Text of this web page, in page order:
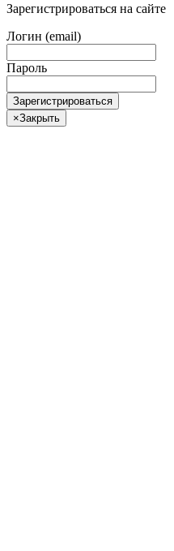
Зарегистрироваться на сайте
Логин (email)
Пароль
Зарегистрироваться
×Закрыть